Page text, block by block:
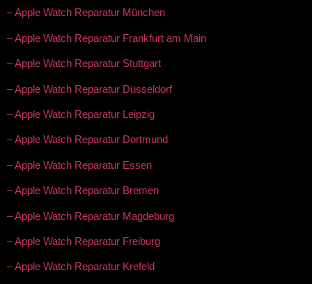
– Apple Watch Reparatur München
– Apple Watch Reparatur Frankfurt am Main
– Apple Watch Reparatur Stuttgart
– Apple Watch Reparatur Düsseldorf
– Apple Watch Reparatur Leipzig
– Apple Watch Reparatur Dortmund
– Apple Watch Reparatur Essen
– Apple Watch Reparatur Bremen
– Apple Watch Reparatur Magdeburg
– Apple Watch Reparatur Freiburg
– Apple Watch Reparatur Krefeld